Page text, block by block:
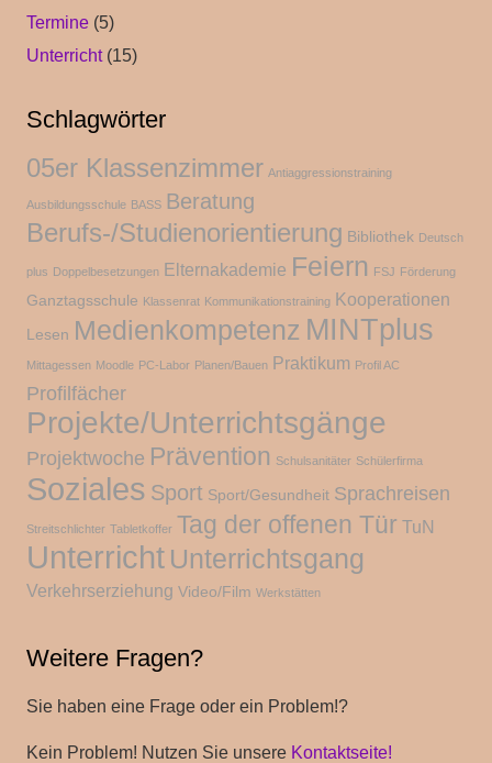
Termine (5)
Unterricht(15)
Schlagwörter
05er Klassenzimmer Antiaggressionstraining
Ausbildungsschule BASS Beratung
Berufs-/Studienorientierung Bibliothek Deutsch
plus Doppelbesetzungen Elternakademie Feiern FSJ Förderung
Ganztagsschule Klassenrat Kommunikationstraining Kooperationen
Lesen Medienkompetenz MINTplus
Mittagessen Moodle PC-Labor Planen/Bauen Praktikum Profil AC
Profilfächer
Projekte/Unterrichtsgänge
Projektwoche Prävention Schulsanitäter Schülerfirma
Soziales Sport Sport/Gesundheit Sprachreisen
Streitschlichter Tabletkoffer Tag der offenen Tür TuN
Unterricht Unterrichtsgang
Verkehrserziehung Video/Film Werkstätten
Weitere Fragen?
Sie haben eine Frage oder ein Problem!?
Kein Problem! Nutzen Sie unsere Kontaktseite!